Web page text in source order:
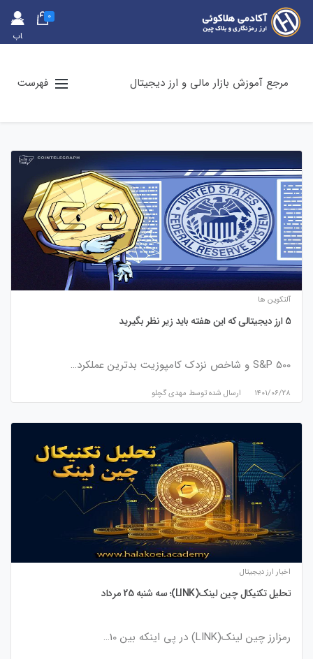
حس
اب
0
مرجع آموزش بازار مالی و ارز دیجیتال فهرست
آلتکوین ها
5 ارز دیجیتالی که این هفته باید زیر نظر بگیرید
S&P 500 و شاخص نزدک کامپوزیت بدترین عملکرد…
۱۴۰۱/۰۶/۲۸ ارسال شده توسط مهدی گچلو
اخبار ارز دیجیتال
تحلیل تکنیکال چین لینک(LINK)؛ سه شنبه 25 مرداد
رمزارز چین لینک(LINK) در پی اینکه بین 10…